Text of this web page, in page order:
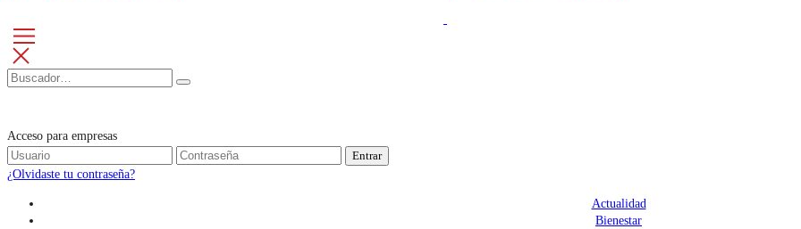
Acceso para empresas
Entrar
¿Olvidaste tu contraseña?
Actualidad
Bienestar